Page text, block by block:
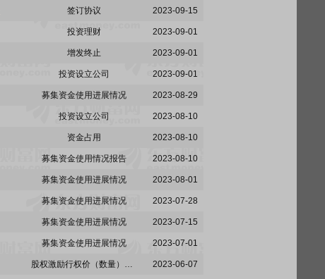
签订协议 2023-09-15
投资理财 2023-09-01
增发终止 2023-09-01
投资设立公司 2023-09-01
募集资金使用进展情况 2023-08-29
投资设立公司 2023-08-10
资金占用 2023-08-10
募集资金使用情况报告 2023-08-10
募集资金使用进展情况 2023-08-01
募集资金使用进展情况 2023-07-28
募集资金使用进展情况 2023-07-15
募集资金使用进展情况 2023-07-01
股权激励行权价（数量）调整 2023-06-07